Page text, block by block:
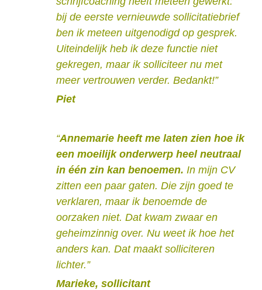
bij de eerste vernieuwde sollicitatiebrief
ben ik meteen uitgenodigd op gesprek.
Uiteindelijk heb ik deze functie niet
gekregen, maar ik solliciteer nu met
meer vertrouwen verder. Bedankt!”
Piet
“Annemarie heeft me laten zien hoe ik
een moeilijk onderwerp heel neutraal
in één zin kan benoemen. In mijn CV
zitten een paar gaten. Die zijn goed te
verklaren, maar ik benoemde de
oorzaken niet. Dat kwam zwaar en
geheimzinnig over. Nu weet ik hoe het
anders kan. Dat maakt solliciteren
lichter.”
Marieke, sollicitant